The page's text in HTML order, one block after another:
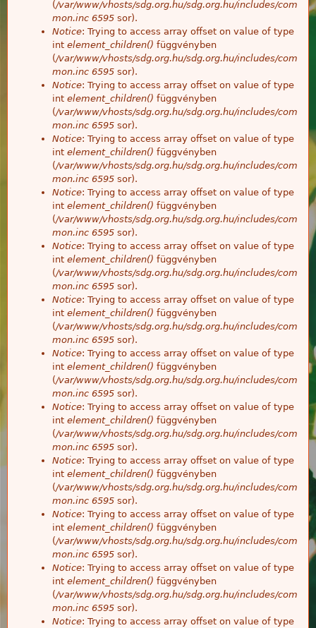
(/var/www/vhosts/sdg.org.hu/sdg.org.hu/includes/com
mon.inc 6595 sor).
Notice: Trying to access array offset on value of type
int element_children() függvényben
(/var/www/vhosts/sdg.org.hu/sdg.org.hu/includes/com
mon.inc 6595 sor).
Notice: Trying to access array offset on value of type
int element_children() függvényben
(/var/www/vhosts/sdg.org.hu/sdg.org.hu/includes/com
mon.inc 6595 sor).
Notice: Trying to access array offset on value of type
int element_children() függvényben
(/var/www/vhosts/sdg.org.hu/sdg.org.hu/includes/com
mon.inc 6595 sor).
Notice: Trying to access array offset on value of type
int element_children() függvényben
(/var/www/vhosts/sdg.org.hu/sdg.org.hu/includes/com
mon.inc 6595 sor).
Notice: Trying to access array offset on value of type
int element_children() függvényben
(/var/www/vhosts/sdg.org.hu/sdg.org.hu/includes/com
mon.inc 6595 sor).
Notice: Trying to access array offset on value of type
int element_children() függvényben
(/var/www/vhosts/sdg.org.hu/sdg.org.hu/includes/com
mon.inc 6595 sor).
Notice: Trying to access array offset on value of type
int element_children() függvényben
(/var/www/vhosts/sdg.org.hu/sdg.org.hu/includes/com
mon.inc 6595 sor).
Notice: Trying to access array offset on value of type
int element_children() függvényben
(/var/www/vhosts/sdg.org.hu/sdg.org.hu/includes/com
mon.inc 6595 sor).
Notice: Trying to access array offset on value of type
int element_children() függvényben
(/var/www/vhosts/sdg.org.hu/sdg.org.hu/includes/com
mon.inc 6595 sor).
Notice: Trying to access array offset on value of type
int element_children() függvényben
(/var/www/vhosts/sdg.org.hu/sdg.org.hu/includes/com
mon.inc 6595 sor).
Notice: Trying to access array offset on value of type
int element_children() függvényben
(/var/www/vhosts/sdg.org.hu/sdg.org.hu/includes/com
mon.inc 6595 sor).
Notice: Trying to access array offset on value of type